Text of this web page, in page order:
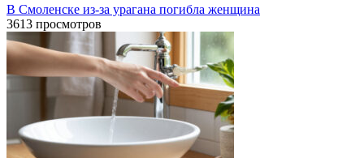
В Смоленске из-за урагана погибла женщина
3613 просмотров